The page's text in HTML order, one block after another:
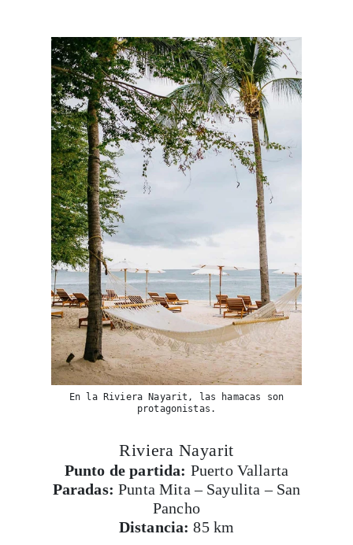
En la Riviera Nayarit, las hamacas son
protagonistas.
Riviera Nayarit
Punto de partida: Puerto Vallarta
Paradas:Punta Mita – Sayulita – San
Pancho
Distancia:85 km